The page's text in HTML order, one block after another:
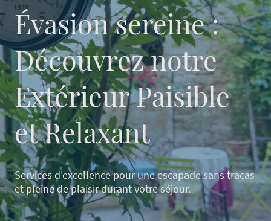
Évasion sereine :
Découvrez notre
Extérieur Paisible
et Relaxant
Services d'excellence pour une escapade sans tracas
et pleine de plaisir durant votre séjour.